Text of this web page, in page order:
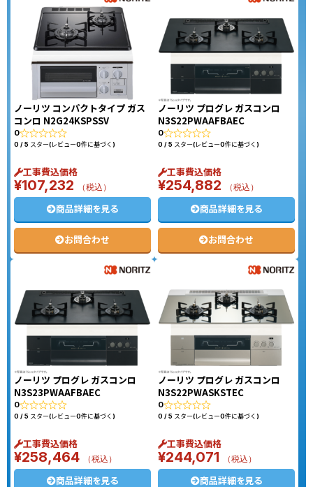
ノーリツ コンパクトタイプ ガス
コンロ N2G24KSPSSV
0
0 / 5 スター(レビュー0件に基づく)
工事費込価格
¥107,232 （税込）
商品詳細を見る
お問合わせ
ノーリツ プログレ ガスコンロ
N3S22PWAAFBAEC
0
0 / 5 スター(レビュー0件に基づく)
工事費込価格
¥254,882 （税込）
商品詳細を見る
お問合わせ
ノーリツ プログレ ガスコンロ
N3S23PWAAFBAEC
0
0 / 5 スター(レビュー0件に基づく)
工事費込価格
¥258,464 （税込）
商品詳細を見る
ノーリツ プログレ ガスコンロ
N3S22PWASKSTEC
0
0 / 5 スター(レビュー0件に基づく)
工事費込価格
¥244,071 （税込）
商品詳細を見る